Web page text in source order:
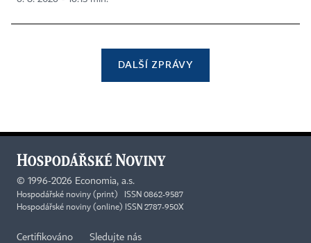
DALŠÍ ZPRÁVY
© 1996-2026 Economia, a.s.
Hospodářské noviny (print) ISSN 0862-9587
Hospodářské noviny (online) ISSN 2787-950X
Certifikováno Sledujte nás